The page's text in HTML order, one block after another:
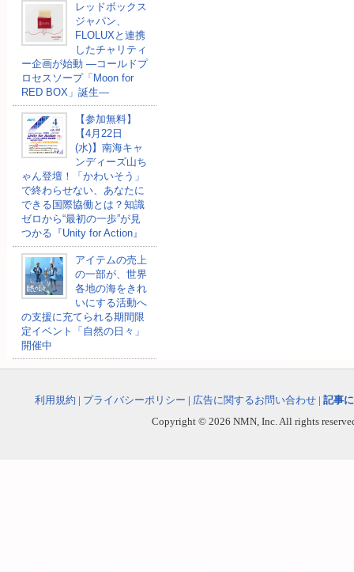
レッドボックス
ジャパン、
FLOLUXと連携
したチャリティ
ー企画が始動 ―コールドプ
ロセスソープ「Moon for
RED BOX」誕生―
【参加無料】
【4月22日
(水)】南海キャ
ンディーズ山ち
ゃん登壇！「かわいそう」
で終わらせない、あなたに
できる国際協働とは？知識
ゼロから“最初の一歩”が見
つかる『Unity for Action』
アイテムの売上
の一部が、世界
各地の海をきれ
いにする活動へ
の支援に充てられる期間限
定イベント「自然の日々」
開催中
利用規約 | プライバシーポリシー | 広告に関するお問い合わせ | 記事
Copyright © 2026 NMN, Inc. All rights